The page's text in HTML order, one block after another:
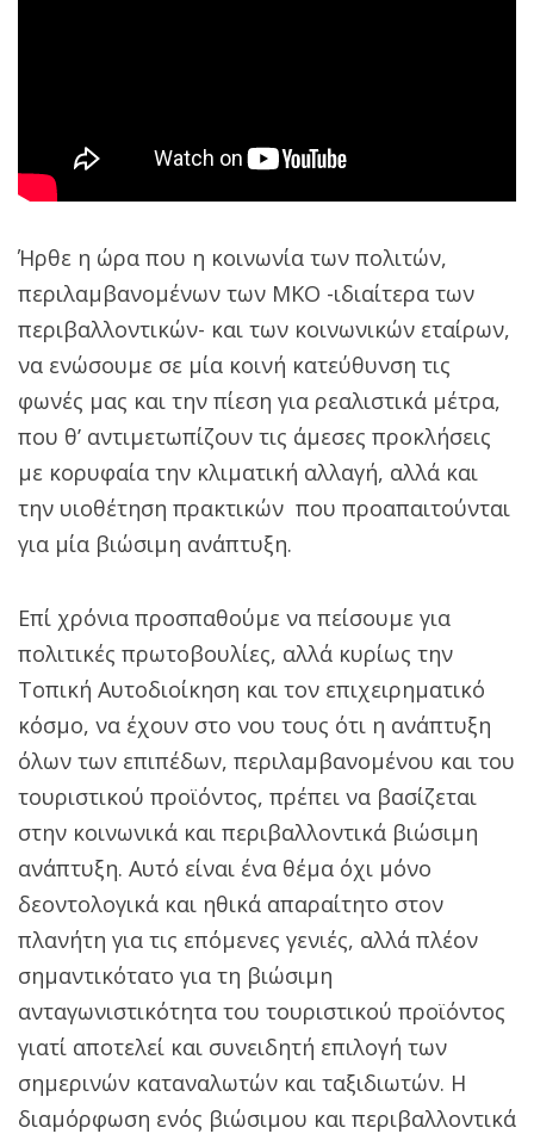
Ήρθε η ώρα που η κοινωνία των πολιτών,
περιλαμβανομένων των ΜΚΟ -ιδιαίτερα των
περιβαλλοντικών- και των κοινωνικών εταίρων,
να ενώσουμε σε μία κοινή κατεύθυνση τις
φωνές μας και την πίεση για ρεαλιστικά μέτρα,
που θ’ αντιμετωπίζουν τις άμεσες προκλήσεις
με κορυφαία την κλιματική αλλαγή, αλλά και
την υιοθέτηση πρακτικών που προαπαιτούνται
για μία βιώσιμη ανάπτυξη.
Επί χρόνια προσπαθούμε να πείσουμε για
πολιτικές πρωτοβουλίες, αλλά κυρίως την
Τοπική Αυτοδιοίκηση και τον επιχειρηματικό
κόσμο, να έχουν στο νου τους ότι η ανάπτυξη
όλων των επιπέδων, περιλαμβανομένου και του
τουριστικού προϊόντος, πρέπει να βασίζεται
στην κοινωνικά και περιβαλλοντικά βιώσιμη
ανάπτυξη. Αυτό είναι ένα θέμα όχι μόνο
δεοντολογικά και ηθικά απαραίτητο στον
πλανήτη για τις επόμενες γενιές, αλλά πλέον
σημαντικότατο για τη βιώσιμη
ανταγωνιστικότητα του τουριστικού προϊόντος
γιατί αποτελεί και συνειδητή επιλογή των
σημερινών καταναλωτών και ταξιδιωτών. Η
διαμόρφωση ενός βιώσιμου και περιβαλλοντικά